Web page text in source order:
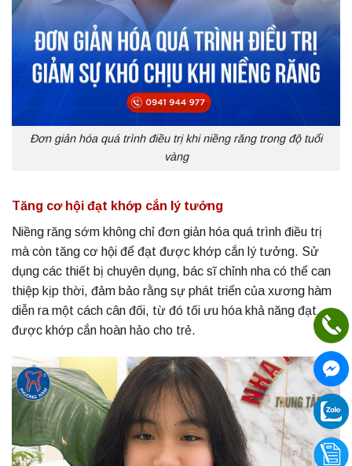
Đơn giản hóa quá trình điều trị khi niềng răng trong độ tuổi
vàng
Tăng cơ hội đạt khớp cắn lý tưởng
Niềng răng sớm không chỉ đơn giản hóa quá trình điều trị
mà còn tăng cơ hội để đạt được khớp cắn lý tưởng. Sử
dụng các thiết bị chuyên dụng, bác sĩ chỉnh nha có thể can
thiệp kịp thời, đảm bảo rằng sự phát triển của xương hàm
diễn ra một cách cân đối, từ đó tối ưu hóa khả năng đạt
được khớp cắn hoàn hảo cho trẻ.